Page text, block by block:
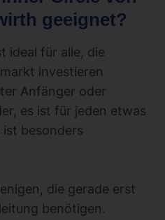
geeignet?
ideal für alle, die
investieren
Anfänger oder
es ist für jeden etwas
ist besonders
die gerade erst
benötigen.